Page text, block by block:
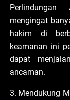
mengingat
hakim di
keamanan ini
dapat
ancaman.
3. Mendukung